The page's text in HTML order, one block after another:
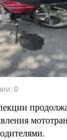
0